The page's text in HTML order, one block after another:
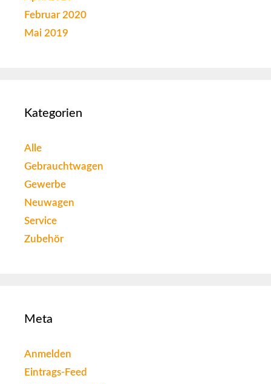
Februar 2020
Mai 2019
Kategorien
Alle
Gebrauchtwagen
Gewerbe
Neuwagen
Service
Zubehör
Meta
Anmelden
Eintrags-Feed